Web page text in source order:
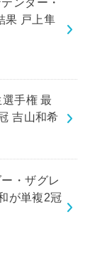
果 戸上隼
選手権 最
吉山和希
・ザグレ
が単複2冠